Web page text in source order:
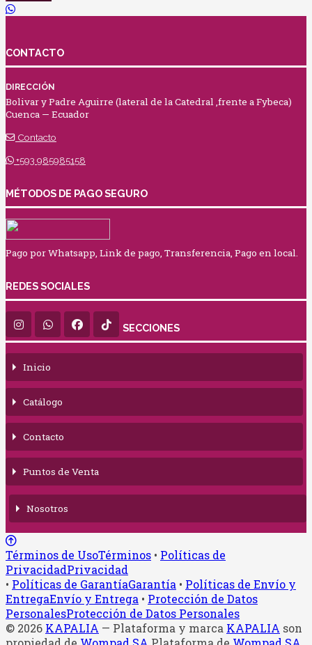
CONTACTO
DIRECCIÓN
Bolivar y Padre Aguirre (lateral de la Catedral ,frente a Fybeca)
Cuenca — Ecuador
Contacto
+593 985985158
MÉTODOS DE PAGO SEGURO
Pago por Whatsapp, Link de pago, Transferencia, Pago en local.
REDES SOCIALES
SECCIONES
Inicio
Catálogo
Contacto
Puntos de Venta
Nosotros
Términos de UsoTérminos • Políticas de
PrivacidadPrivacidad
• Políticas de GarantíaGarantía • Políticas de Envío y
EntregaEnvío y Entrega • Protección de Datos
PersonalesProtección de Datos Personales
© 2026 KAPALIA — Plataforma y marca KAPALIA son